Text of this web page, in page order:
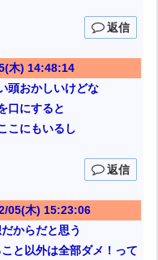
返信
木) 14:48:14
頭おかしいけどな
口にすると
こにもいるし
返信
05(木) 15:23:06
からだと思う
と以外は全部ダメ！って